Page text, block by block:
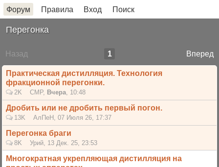
Форум Правила Вход Поиск
Перегонка
Назад Вперед
1
Практическая дистилляция. Технология
фракционной перегонки.
2K СМР, Вчера, 10:48
Дробить или не дробить первый погон.
13K АлПеН , 07 Июля 26, 17:37
Перегонка браги
8K Урий, 13 Дек. 25, 23:53
Многократная укрепляющая дистилляция на